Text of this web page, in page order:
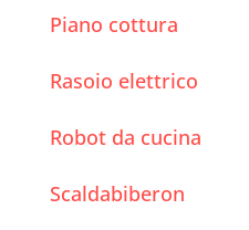
Piano cottura
Rasoio elettrico
Robot da cucina
Scaldabiberon